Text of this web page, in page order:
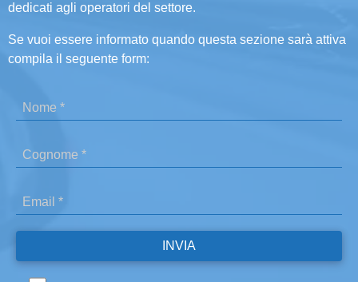
dedicati agli operatori del settore.
Se vuoi essere informato quando questa sezione sarà attiva
compila il seguente form: